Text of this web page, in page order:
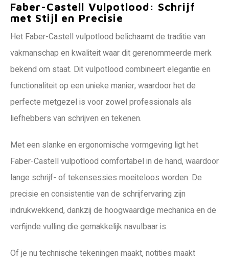
Faber-Castell Vulpotlood: Schrijf
met Stijl en Precisie
Het Faber-Castell vulpotlood belichaamt de traditie van
vakmanschap en kwaliteit waar dit gerenommeerde merk
bekend om staat. Dit vulpotlood combineert elegantie en
functionaliteit op een unieke manier, waardoor het de
perfecte metgezel is voor zowel professionals als
liefhebbers van schrijven en tekenen.
Met een slanke en ergonomische vormgeving ligt het
Faber-Castell vulpotlood comfortabel in de hand, waardoor
lange schrijf- of tekensessies moeiteloos worden. De
precisie en consistentie van de schrijfervaring zijn
indrukwekkend, dankzij de hoogwaardige mechanica en de
verfijnde vulling die gemakkelijk navulbaar is.
Of je nu technische tekeningen maakt, notities maakt